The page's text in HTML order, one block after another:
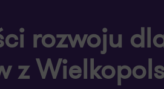
rozwoju
z